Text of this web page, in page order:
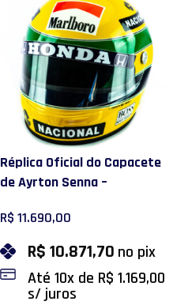
Réplica Oficial do Capacete
de Ayrton Senna –
R$ 11.690,00
R$ 10.871,70 no pix
Até 10x de R$ 1.169,00
s/ juros